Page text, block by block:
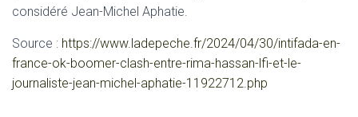
considéré Jean-Michel Aphatie.
Source : https://www.ladepeche.fr/2024/04/30/intifada-en-
france-ok-boomer-clash-entre-rima-hassan-lfi-et-le-
journaliste-jean-michel-aphatie-11922712.php